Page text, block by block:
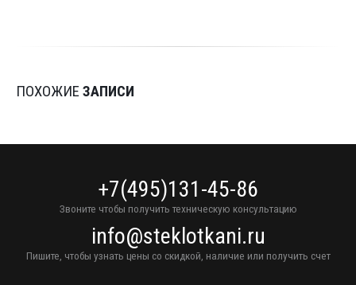
ПОХОЖИЕ ЗАПИСИ
+7(495)131-45-86
Звоните чтобы получить техническую консультацию
info@steklotkani.ru
Пишите, чтобы узнать цены со скидкой, наличие или получить счет